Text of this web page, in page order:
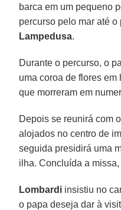
barca em um pequeno
percurso pelo mar até
Lampedusa.
Durante o percurso, o
uma coroa de flores
que morreram em
Depois se reunirá com
alojados no centro de
seguida presidirá uma
ilha. Concluída a
Lombardi insistiu no
o papa deseja dar à